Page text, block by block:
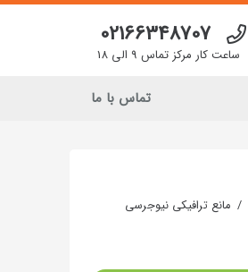
02166348707
ساعت کار مرکز تماس 9 الی 18
تماس با ما
/ مانع ترافیکی نیوجرسی